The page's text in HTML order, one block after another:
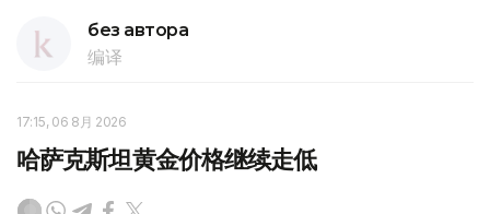
без автора
编译
17:15, 06 8月 2026
哈萨克斯坦黄金价格继续走低